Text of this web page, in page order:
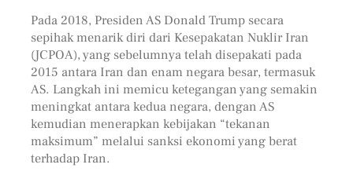
Pada 2018, Presiden AS Donald Trump secara
sepihak menarik diri dari Kesepakatan Nuklir Iran
(JCPOA), yang sebelumnya telah disepakati pada
2015 antara Iran dan enam negara besar, termasuk
AS. Langkah ini memicu ketegangan yang semakin
meningkat antara kedua negara, dengan AS
kemudian menerapkan kebijakan “tekanan
maksimum” melalui sanksi ekonomi yang berat
terhadap Iran.